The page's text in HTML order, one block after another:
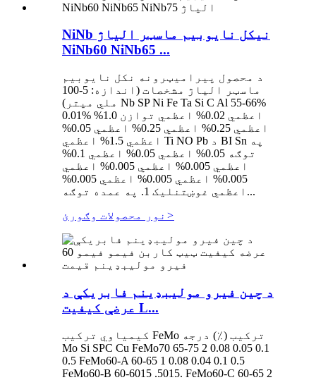
NiNb نیکل نایوبیم ماسټر الیاژ
NiNb60 NiNb65 ...
د محصول پیرامیټرونه نکل نایوبیم
ماسټر الیاژ مشخصات (اندازه: 5-100
ملي میتر) Nb SP Ni Fe Ta Si C Al 55-66%
0.01% اعظمي 0.02% اعظمي توازن 1.0%
اعظمي 0.25% اعظمي 0.25% اعظمي 0.05%
اعظمي 1.5% اعظمي Ti NO Pb د BI Sn په
توګه 0.05% اعظمي 0.05% اعظمي 0.1%
اعظمي 0.005% اعظمي 0.005% اعظمي
0.005% اعظمي 0.005% اعظمي 0.005%
اعظمي غوښتنلیک 1. په عمده توګه...
نور محصولات وګورئ >
د چین فیرو مولیبډینم فابریکې د
عرضې کیفیت L...
کیمیاوي ترکیب FeMo ترکیب (٪) درجه
Mo Si SPC Cu FeMo70 65-75 2 0.08 0.05 0.1
0.5 FeMo60-A 60-65 1 0.08 0.04 0.1 0.5
FeMo60-B 60-6015 .5015. FeMo60-C 60-65 2